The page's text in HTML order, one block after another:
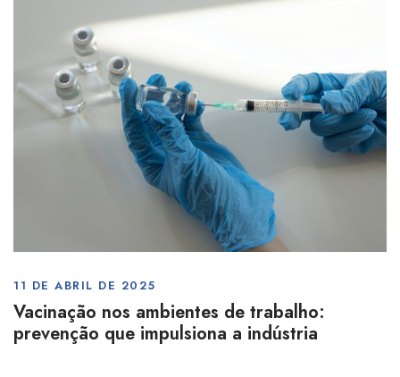
11 DE ABRIL DE 2025
Vacinação nos ambientes de trabalho:
prevenção que impulsiona a indústria